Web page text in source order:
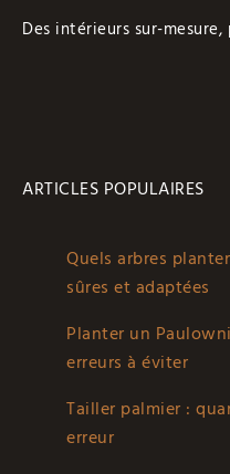
Des intérieurs sur-mesure,
ARTICLES POPULAIRES
Quels arbres
sûres et adaptées
Planter un
erreurs à éviter
Tailler palmier :
erreur